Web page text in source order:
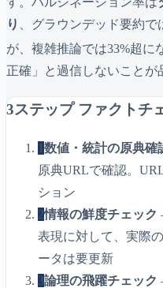
り
、グラウンデッド要約
が、複雑推論では33%超に
正確」と過信しないことが
3ステップ ファクトチ
1数値・統計の原典確
原典URLで確認。
ション
2情報の鮮度チェック
表現に対して、実際
ータは要更新
3論理の飛躍チェック